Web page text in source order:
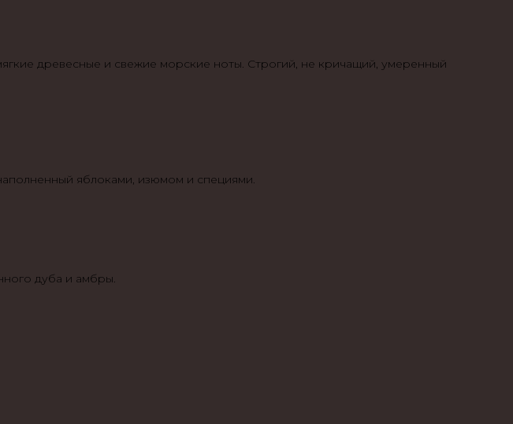
древесные и свежие морские ноты. Строгий, не кричащий, умеренный
яблоками, изюмом и специями.
дуба и амбры.